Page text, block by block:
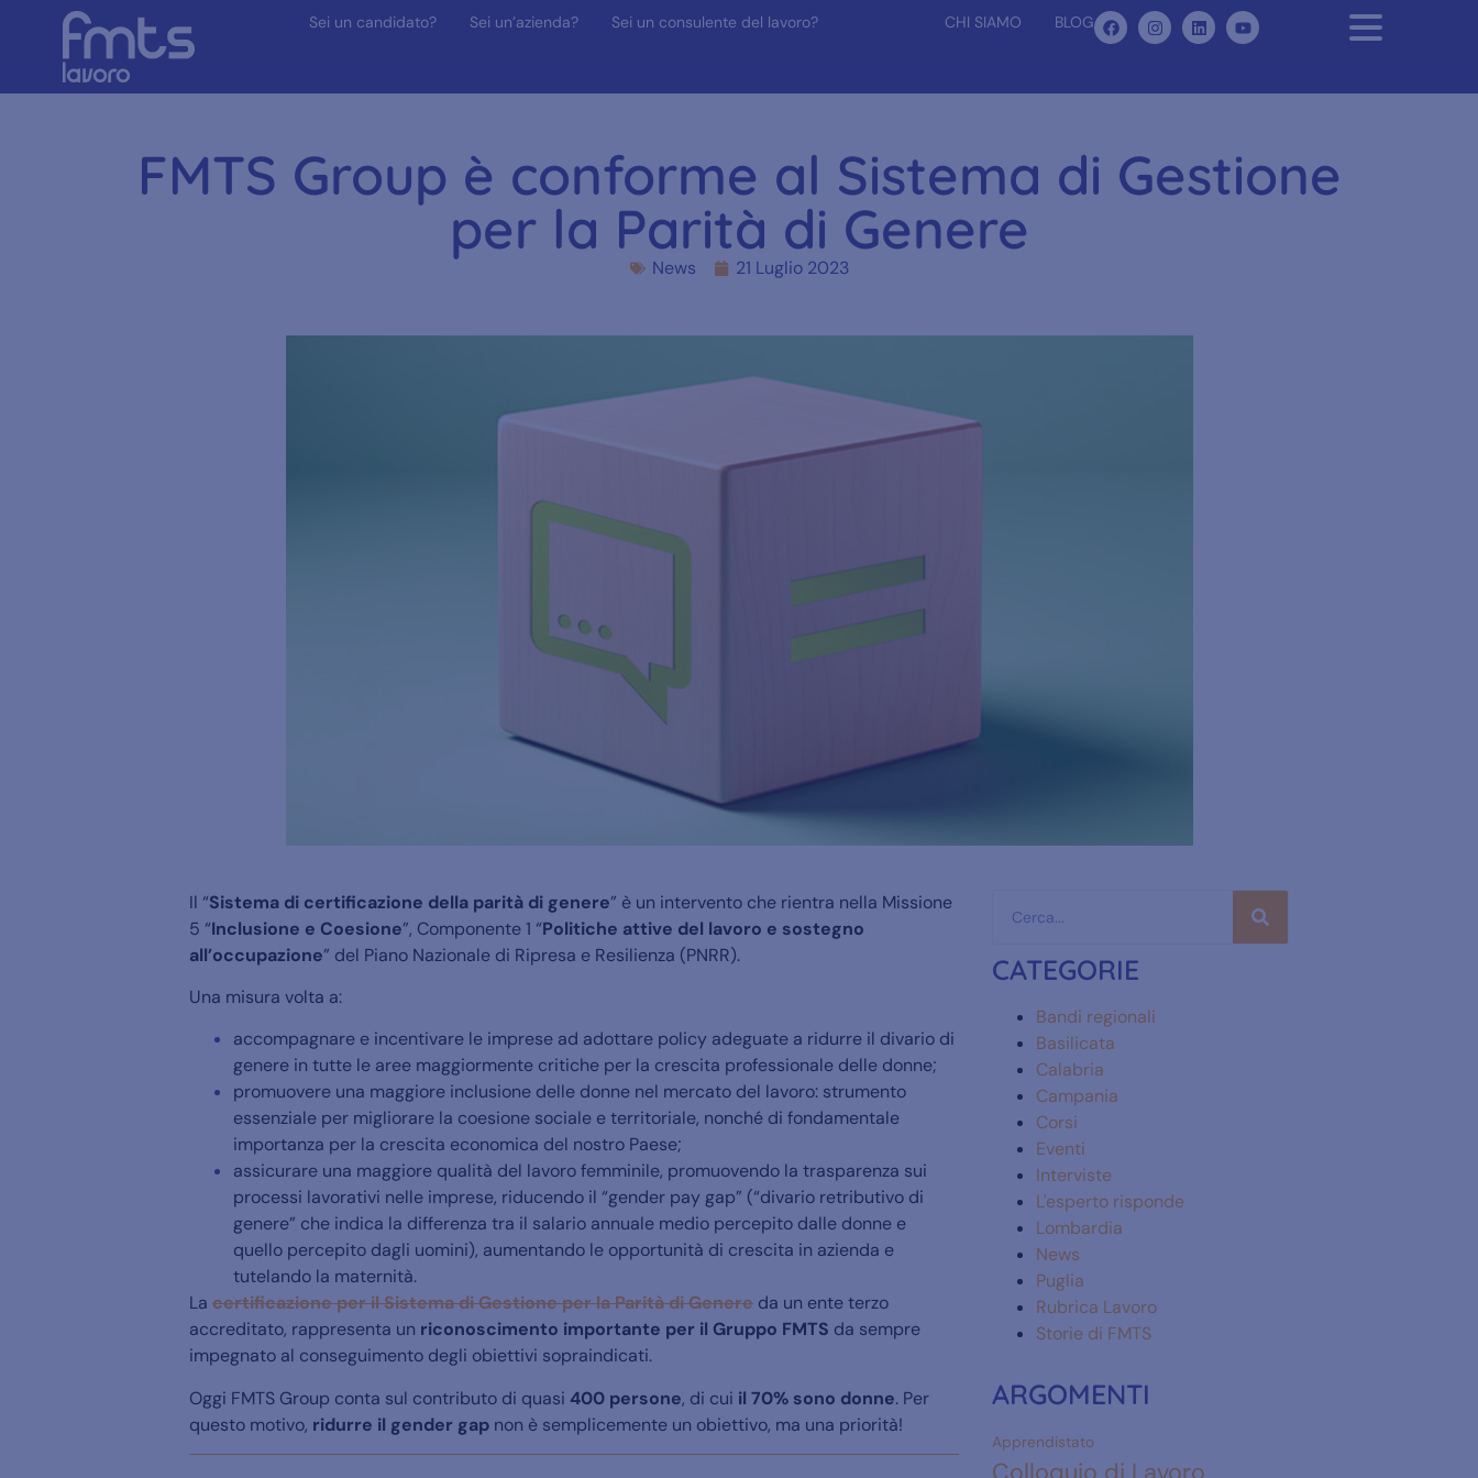
Sei un candidato? Sei un’azienda? Sei un consulente del lavoro? CHI SIAMO BLOG
FMTS Group è conforme al Sistema di Gestione
per la Parità di Genere
News 21 Luglio 2023
Il “Sistema di certificazione della parità di genere” è un intervento che rientra nella Missione
5 “Inclusione e Coesione”, Componente 1 “Politiche attive del lavoro e sostegno
all’occupazione” del Piano Nazionale di Ripresa e Resilienza (PNRR).
Una misura volta a:
accompagnare e incentivare le imprese ad adottare policy adeguate a ridurre il divario di
genere in tutte le aree maggiormente critiche per la crescita professionale delle donne;
promuovere una maggiore inclusione delle donne nel mercato del lavoro: strumento
essenziale per migliorare la coesione sociale e territoriale, nonché di fondamentale
importanza per la crescita economica del nostro Paese;
assicurare una maggiore qualità del lavoro femminile, promuovendo la trasparenza sui
processi lavorativi nelle imprese, riducendo il “gender pay gap” (“divario retributivo di
genere” che indica la differenza tra il salario annuale medio percepito dalle donne e
quello percepito dagli uomini), aumentando le opportunità di crescita in azienda e
tutelando la maternità.
La certificazioneper il Sistema di Gestione per la Parità di Genere da un ente terzo
accreditato, rappresenta un riconoscimento importante per il Gruppo FMTS da sempre
impegnato al conseguimento degli obiettivi sopraindicati.
Oggi FMTS Group conta sul contributo di quasi 400 persone, di cui il 70% sono donne. Per
questo motivo, ridurre il gender gap non è semplicemente un obiettivo, ma una priorità!
CATEGORIE
Bandi regionali
Basilicata
Calabria
Campania
Corsi
Eventi
Interviste
L'esperto risponde
Lombardia
News
Puglia
Rubrica Lavoro
Storie di FMTS
ARGOMENTI
Apprendistato
Colloquio di Lavoro